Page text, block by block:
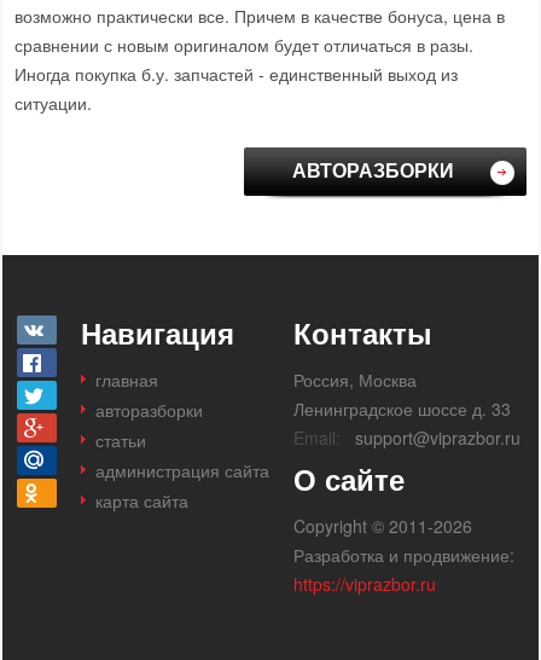
возможно практически все. Причем в качестве бонуса, цена в
сравнении с новым оригиналом будет отличаться в разы.
Иногда покупка б.у. запчастей - единственный выход из
ситуации.
АВТОРАЗБОРКИ
Навигация
главная
авторазборки
статьи
администрация сайта
карта сайта
Контакты
Россия, Москва
Ленинградское шоссе д. 33
Email:
support@viprazbor.ru
О сайте
Copyright © 2011-2026
Разработка и продвижение:
https://viprazbor.ru